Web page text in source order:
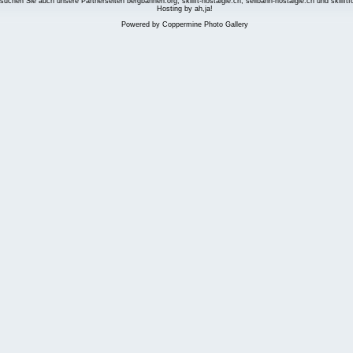
Hosting by ah,ja!
Powered by Coppermine Photo Gallery